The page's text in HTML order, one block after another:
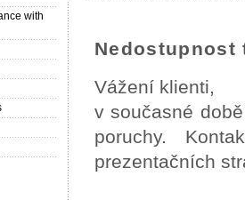
with
Nedostupnost
Vážení klienti,
v současné
poruchy.
prezentačních